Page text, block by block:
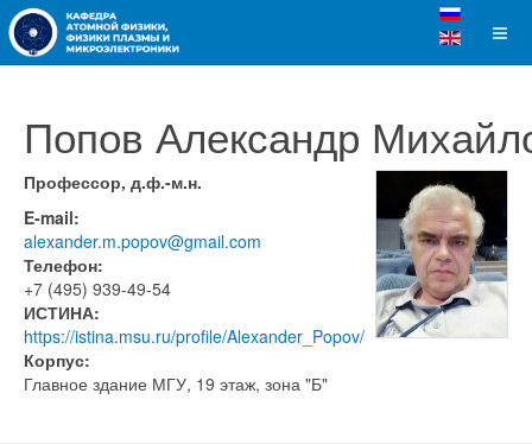
Попов Александр
Профессор, д.ф.-м.н.
E-mail:
alexander.m.popov@gmail.com
Телефон:
+7 (495) 939-49-54
ИСТИНА:
https://istina.msu.ru/profile/Alexander_Popov/
Корпус:
Главное здание МГУ, 19 этаж, зона "Б"